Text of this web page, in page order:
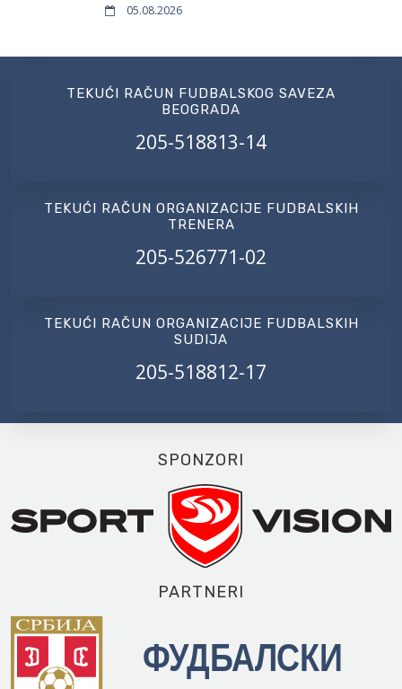
05.08.2026
TEKUĆI RAČUN FUDBALSKOG SAVEZA
BEOGRADA
205-518813-14
TEKUĆI RAČUN ORGANIZACIJE FUDBALSKIH
TRENERA
205-526771-02
TEKUĆI RAČUN ORGANIZACIJE FUDBALSKIH
SUDIJA
205-518812-17
SPONZORI
PARTNERI